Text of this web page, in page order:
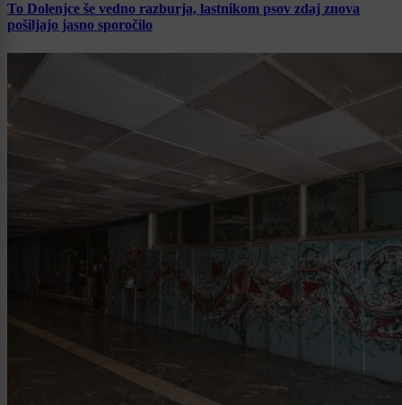
To Dolenjce še vedno razburja, lastnikom psov zdaj znova
pošiljajo jasno sporočilo